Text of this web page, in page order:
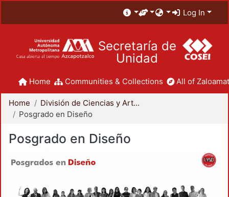
Log In
Secretaría de
Unidad
Home Communities & Collections All of
Home
División de Ciencias y Artes para el Diseño
Posgrado en Diseño
Posgrado en Diseño